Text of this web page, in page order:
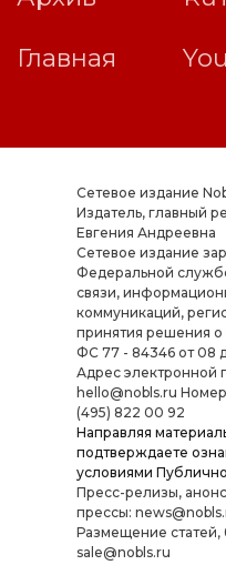
Сетевое издание
Издатель, главный
Евгения Андреевна
Cетевое издание
Федеральной
связи,
коммуникаций,
принятия решения
ФС 77 - 84346 от 08
Адрес электронной
hello@nobls.ru
(495) 822 00 92
Направляя
подтверждаете
условиями
Пресс-релизы,
прессы:
Размещение статей,
sale@nobls.ru